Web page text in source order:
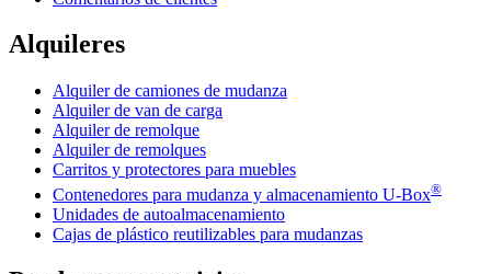
Alquileres
Alquiler de camiones de mudanza
Alquiler de van de carga
Alquiler de remolque
Alquiler de remolques
Carritos y protectores para muebles
Contenedores para mudanza y almacenamiento U-Box®
Unidades de autoalmacenamiento
Cajas de plástico reutilizables para mudanzas